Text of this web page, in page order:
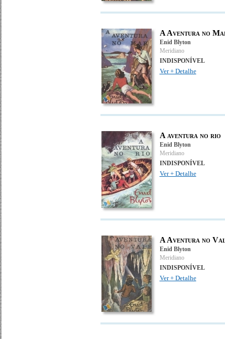
A Aventura no
Enid Blyton
Meridiano
INDISPONÍVEL
Ver + Detalhe
A aventura no rio
Enid Blyton
Meridiano
INDISPONÍVEL
Ver + Detalhe
A Aventura no
Enid Blyton
Meridiano
INDISPONÍVEL
Ver + Detalhe